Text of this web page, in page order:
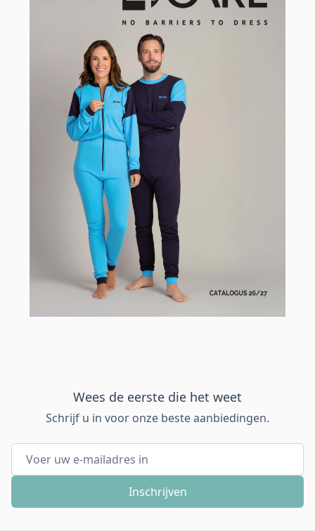
Wees de eerste die het weet
Schrijf u in voor onze beste aanbiedingen.
E-mail adres
Inschrijven